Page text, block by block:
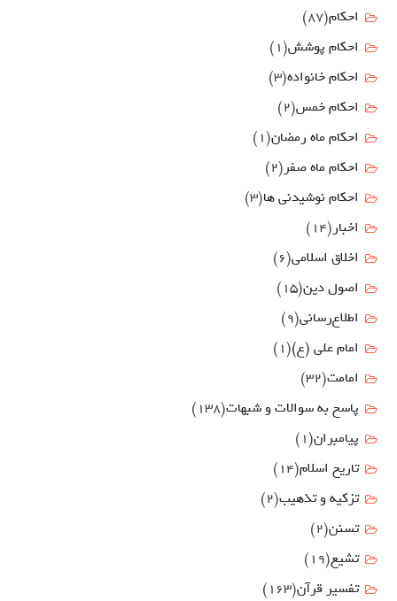
احکام(87)
احکام پوشش(1)
احکام خانواده(3)
احکام خمس(2)
احکام ماه رمضان(1)
احکام ماه صفر(2)
احکام نوشیدنی ها(3)
اخبار(14)
اخلاق اسلامی(6)
اصول دين(15)
اطلاع‌رسانی(9)
امام علي (ع)(1)
امامت(32)
پاسخ به سوالات و شبهات(138)
پیامبران(1)
تاریخ اسلام(14)
تزکیه و تذهیب(2)
تسنن(2)
تشیع(19)
تفسیر قرآن(163)